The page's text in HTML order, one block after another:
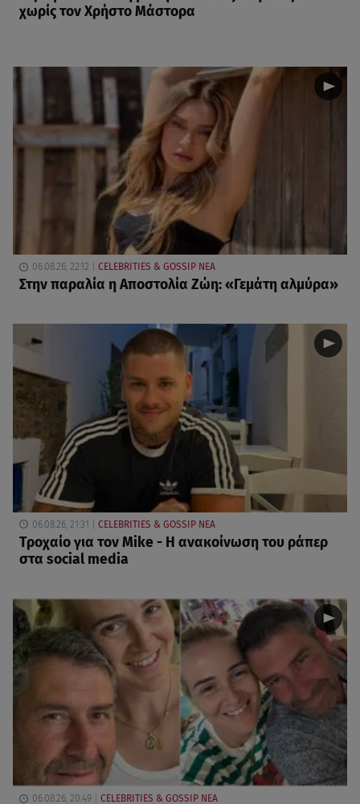
χωρίς τον Χρήστο Μάστορα
06.08.26, 22:12 CELEBRITIES & GOSSIP ΝΕΑ
Στην παραλία η Αποστολία Ζώη: «Γεμάτη αλμύρα»
06.08.26, 21:31 CELEBRITIES & GOSSIP ΝΕΑ
Τροχαίο για τον Mike - Η ανακοίνωση του ράπερ
στα social media
06.08.26, 20:49 CELEBRITIES & GOSSIP ΝΕΑ